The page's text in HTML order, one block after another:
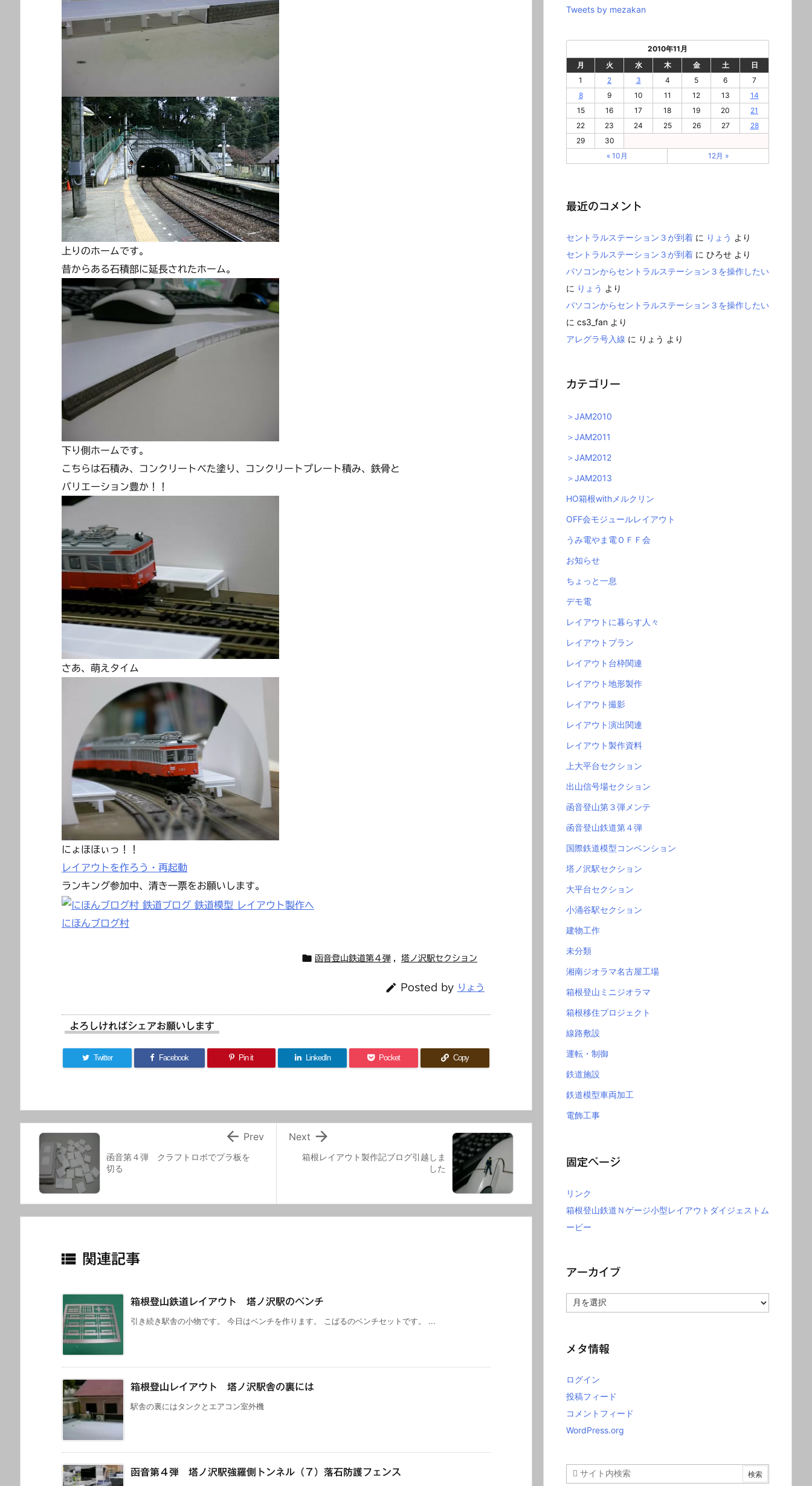
上りのホームです。
昔からある石積部に延長されたホーム。
下り側ホームです。
こちらは石積み、コンクリートべた塗り、コンクリートプレート積み、鉄骨と
バリエーション豊か！！
さあ、萌えタイム
にょほほぃっ！！
レイアウトを作ろう・再起動
ランキング参加中、清き一票をお願いします。
にほんブログ村
 函音登山鉄道第４弾 , 塔ノ沢駅セクション
 Posted by りょう
よろしければシェアお願いします
Twitter Facebook Pin it LinkedIn Pocket Copy
箱根レイアウト製作記ブログ引越しま
した

Next
函音第４弾 クラフトロボでプラ板を
切る
 Prev
 関連記事
箱根登山鉄道レイアウト 塔ノ沢駅のベンチ
引き続き駅舎の小物です。 今日はベンチを作ります。 こばるのベンチセットです。 ...
箱根登山レイアウト 塔ノ沢駅舎の裏には
駅舎の裏にはタンクとエアコン室外機
函音第４弾 塔ノ沢駅強羅側トンネル（７）落石防護フェンス
Tweets by mezakan
2010年11月
月
火 水 木 金 土
日
1
2 3 4 5 6
7
8
9 10 11 12 13
14
15
16 17 18 19 20
21
22
23 24 25 26 27
28
29
30
« 10月
12月 »
最近のコメント
セントラルステーション３が到着 に りょう より
セントラルステーション３が到着 に ひろせ より
パソコンからセントラルステーション３を操作したい
に りょう より
パソコンからセントラルステーション３を操作したい
に cs3_fan より
アレグラ号入線 に りょう より
カテゴリー
＞JAM2010
＞JAM2011
＞JAM2012
＞JAM2013
HO箱根withメルクリン
OFF会モジュールレイアウト
うみ電やま電ＯＦＦ会
お知らせ
ちょっと一息
デモ電
レイアウトに暮らす人々
レイアウトプラン
レイアウト台枠関連
レイアウト地形製作
レイアウト撮影
レイアウト演出関連
レイアウト製作資料
上大平台セクション
出山信号場セクション
函音登山第３弾メンテ
函音登山鉄道第４弾
国際鉄道模型コンベンション
塔ノ沢駅セクション
大平台セクション
小涌谷駅セクション
建物工作
未分類
湘南ジオラマ名古屋工場
箱根登山ミニジオラマ
箱根移住プロジェクト
線路敷設
運転・制御
鉄道施設
鉄道模型車両加工
電飾工事
固定ページ
リンク
箱根登山鉄道Ｎゲージ小型レイアウトダイジェストム
ービー
アーカイブ
ー
ブ
メタ情報
ログイン
投稿フィード
コメントフィード
WordPress.org